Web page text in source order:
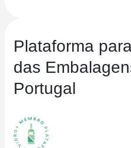
Plataforma
das
Portugal